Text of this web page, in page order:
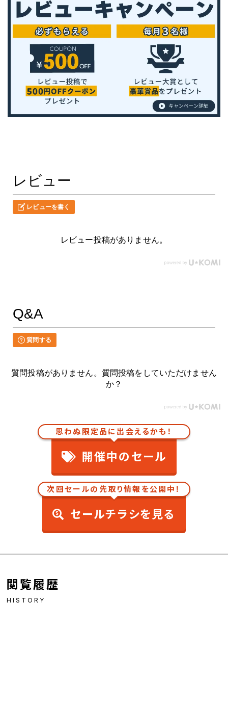
レビュー
レビューを書く
レビュー投稿がありません。
Q&A
質問する
質問投稿がありません。質問投稿をしていただけません
か？
思わぬ限定品に出会えるかも！
開催中のセール
次回セールの先取り情報を公開中！
セールチラシを見る
閲覧履歴
HISTORY